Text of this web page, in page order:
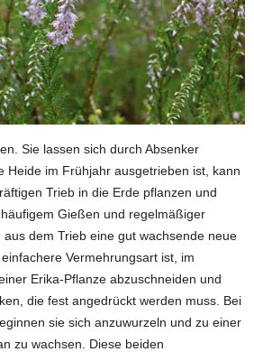
Sie lassen sich durch Absenker
Heide im Frühjahr ausgetrieben ist, kann
Trieb in die Erde pflanzen und
Gießen und regelmäßiger
dem Trieb eine gut wachsende neue
Vermehrungsart ist, im
Erika-Pflanze abzuschneiden und
die fest angedrückt werden muss. Bei
sie sich anzuwurzeln und zu einer
zu wachsen. Diese beiden